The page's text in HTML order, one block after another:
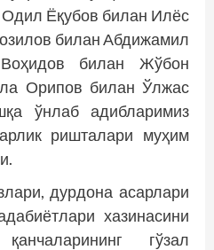
Ёқубов билан Илёс
билан Абдижамил
билан Жўбон
Орипов билан Ўлжас
ўнлаб адибларимиз
ришталари муҳим
дурдона асарлари
хазинасини
гўзал